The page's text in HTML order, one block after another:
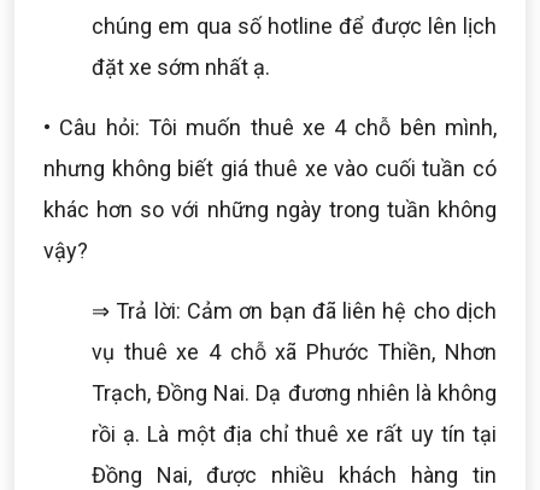
chúng em qua số hotline để được lên lịch
đặt xe sớm nhất ạ.
• Câu hỏi: Tôi muốn thuê xe 4 chỗ bên mình,
nhưng không biết giá thuê xe vào cuối tuần có
khác hơn so với những ngày trong tuần không
vậy?
⇒ Trả lời: Cảm ơn bạn đã liên hệ cho dịch
vụ thuê xe 4 chỗ xã Phước Thiền, Nhơn
Trạch, Đồng Nai. Dạ đương nhiên là không
rồi ạ. Là một địa chỉ thuê xe rất uy tín tại
Đồng Nai, được nhiều khách hàng tin